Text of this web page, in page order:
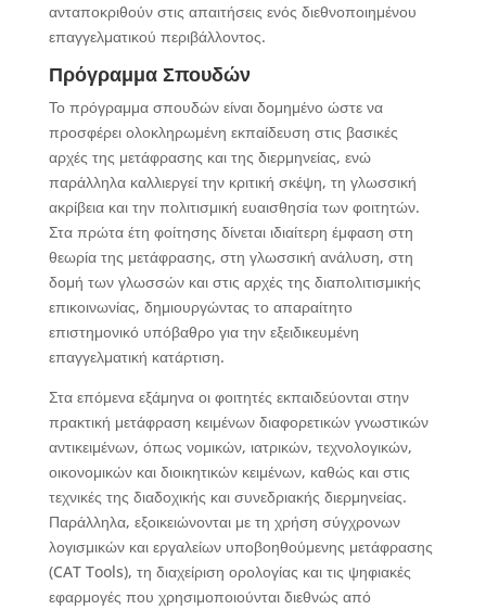
ανταποκριθούν στις απαιτήσεις ενός διεθνοποιημένου
επαγγελματικού περιβάλλοντος.
Πρόγραμμα Σπουδών
Το πρόγραμμα σπουδών είναι δομημένο ώστε να
προσφέρει ολοκληρωμένη εκπαίδευση στις βασικές
αρχές της μετάφρασης και της διερμηνείας, ενώ
παράλληλα καλλιεργεί την κριτική σκέψη, τη γλωσσική
ακρίβεια και την πολιτισμική ευαισθησία των φοιτητών.
Στα πρώτα έτη φοίτησης δίνεται ιδιαίτερη έμφαση στη
θεωρία της μετάφρασης, στη γλωσσική ανάλυση, στη
δομή των γλωσσών και στις αρχές της διαπολιτισμικής
επικοινωνίας, δημιουργώντας το απαραίτητο
επιστημονικό υπόβαθρο για την εξειδικευμένη
επαγγελματική κατάρτιση.
Στα επόμενα εξάμηνα οι φοιτητές εκπαιδεύονται στην
πρακτική μετάφραση κειμένων διαφορετικών γνωστικών
αντικειμένων, όπως νομικών, ιατρικών, τεχνολογικών,
οικονομικών και διοικητικών κειμένων, καθώς και στις
τεχνικές της διαδοχικής και συνεδριακής διερμηνείας.
Παράλληλα, εξοικειώνονται με τη χρήση σύγχρονων
λογισμικών και εργαλείων υποβοηθούμενης μετάφρασης
(CAT Tools), τη διαχείριση ορολογίας και τις ψηφιακές
εφαρμογές που χρησιμοποιούνται διεθνώς από